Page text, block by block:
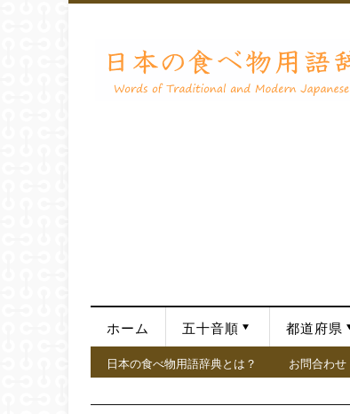
ホーム 五十音順 都道府県
日本の食べ物用語辞典とは？ お問合わせ